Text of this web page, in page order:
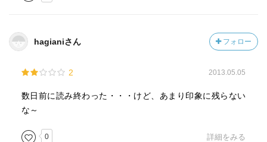
hagianiさん フォロー
2 2013.05.05
数日前に読み終わった・・・けど、あまり印象に残らない
な～
0 詳細をみる